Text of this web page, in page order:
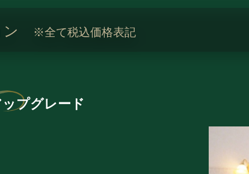
ン ※全て税込価格表記
プグレード